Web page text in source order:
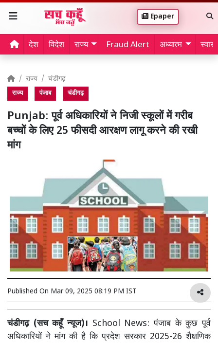
Epaper
देश विदेश राज्य Fraud Alert अध्यात्म
राज्य चंडीगढ़
राज्य पंजाब चंडीगढ़
Punjab: पूर्व अधिकारियों ने निजी स्कूलों में गरीब
बच्चों के लिए 25 फीसदी आरक्षण लागू करने की रखी
मांग
Published On Mar 09, 2025 08:19 PM IST
चंडीगढ़ (सच कहूँ न्यूज)। School News: पंजाब के कुछ पूर्व
अधिकारियों ने मांग की है कि प्रदेश सरकार 2025-26 शैक्षणिक